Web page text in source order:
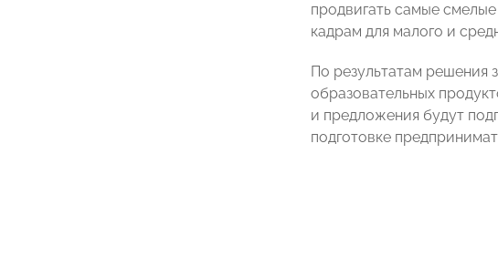
продвигать самые
кадрам для малого и
По результатам решения
образовательных
и предложения будут
подготовке